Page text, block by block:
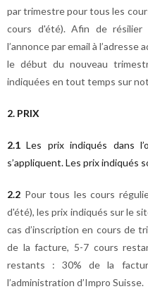
par trimestre pour tous les
cours d'été). Afin de
l’annonce par email à l’adresse
le début du nouveau
indiquées en tout temps sur
2. PRIX
2.1 Les prix indiqués dans
s’appliquent. Les prix indiqués
2.2 Pour tous les cours
d'été),les prix indiqués sur le
cas d’inscription en cours de
de la facture, 5-7 cours
restants : 30% de la
l’administration d’Impro Suisse.